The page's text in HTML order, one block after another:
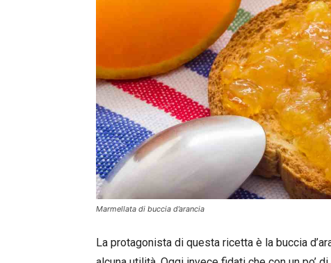
Marmellata di buccia d’arancia
La protagonista di questa ricetta è la buccia